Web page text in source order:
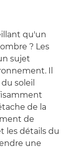
qu'un
? Les
sujet
Il
soleil
de la
de
les détails du
une